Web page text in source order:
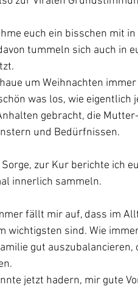
euch ein bisschen mit
tummeln sich auch in
um Weihnachten
was los, wie
gebracht, die
und Bedürfnissen.
Sorge, zur Kur berichte ich
innerlich sammeln.
fällt mir auf, dass im
wichtigsten sind. Wie
gut
jetzt hadern, mir gute